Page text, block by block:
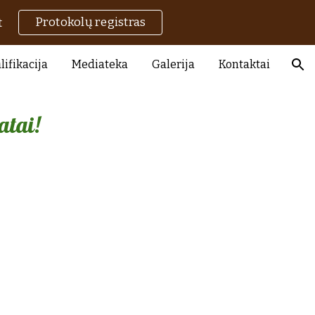
Protokolų registras
Mediateka Galerija Kontaktai